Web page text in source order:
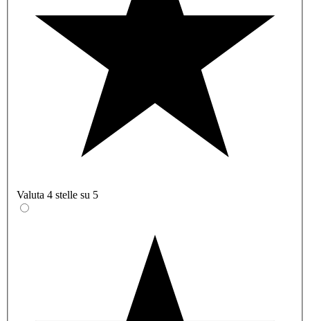
Valuta 4 stelle su 5